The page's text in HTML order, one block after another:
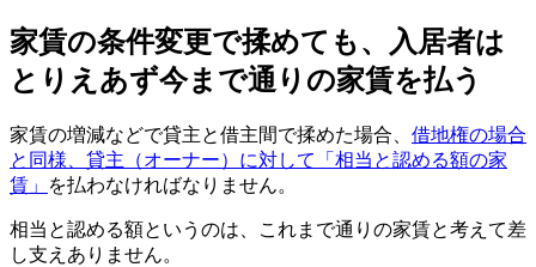
家賃の条件変更で揉めても、入居者は
とりえあず今まで通りの家賃を払う
家賃の増減などで貸主と借主間で揉めた場合、 借地権の場合
と同様、貸主（オーナー）に対して「相当と認める額の家
賃」
を払わなければなりません。
相当と認める額というのは、これまで通りの家賃と考えて差
し支えありません。